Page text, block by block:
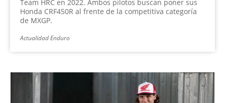
Team HRC en 2022. Ambos pilotos buscan poner sus
Honda CRF450R al frente de la competitiva categoría
de MXGP.
Actualidad Enduro